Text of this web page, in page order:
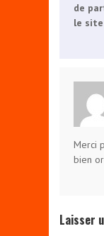
de
le site
Merci
bien
Laisser